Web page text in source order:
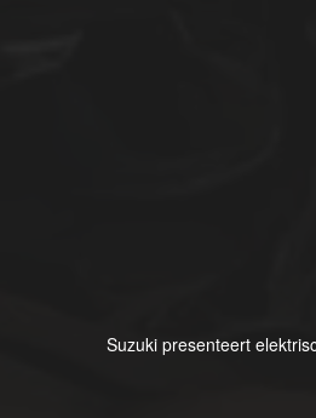
Suzuki presenteert